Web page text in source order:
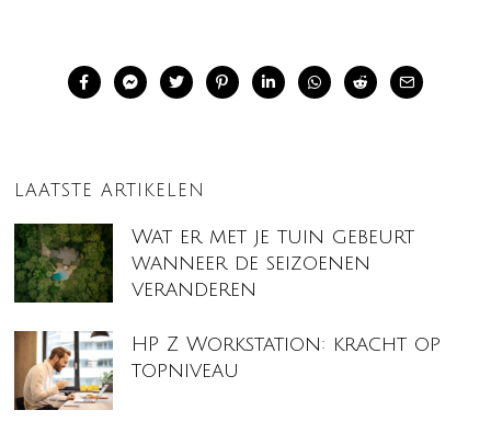
LAATSTE ARTIKELEN
Wat er met je tuin gebeurt
wanneer de seizoenen
veranderen
HP Z Workstation: kracht op
topniveau